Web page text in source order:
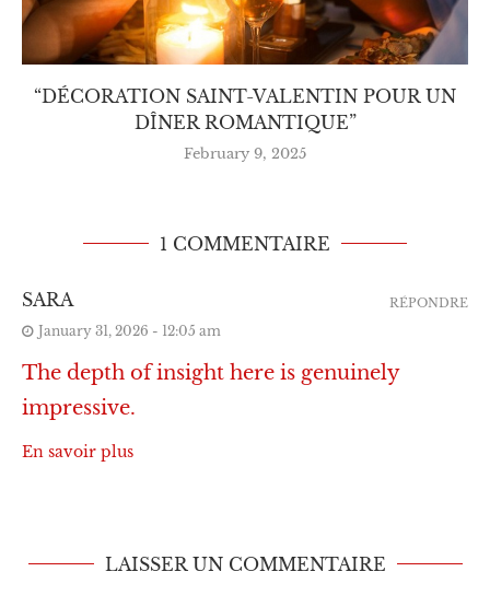
“DÉCORATION SAINT-VALENTIN POUR UN
DÎNER ROMANTIQUE”
February 9, 2025
1 COMMENTAIRE
SARA
January 31, 2026 - 12:05 am
The depth of insight here is genuinely
impressive.
En savoir plus
RÉPONDRE
LAISSER UN COMMENTAIRE